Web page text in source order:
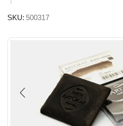
SKU: 500317